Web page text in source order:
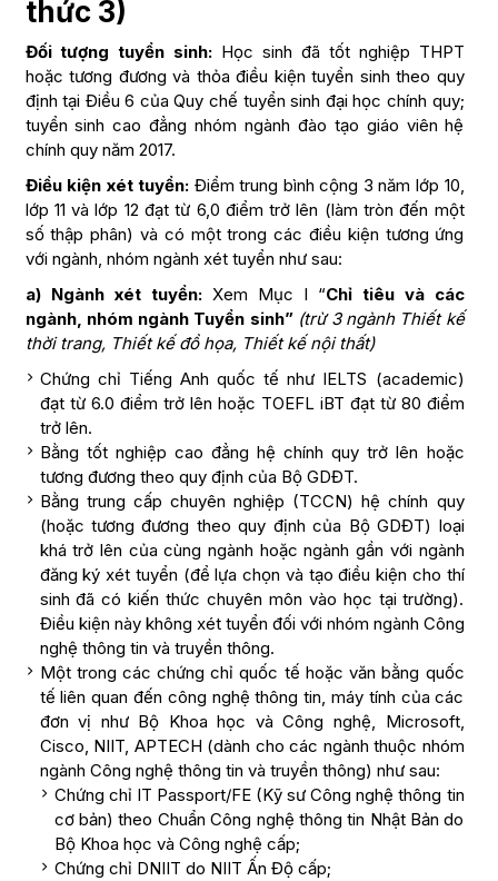
thức 3)
Đối tượng tuyển sinh: Học sinh đã tốt nghiệp THPT
hoặc tương đương và thỏa điều kiện tuyển sinh theo quy
định tại Điều 6 của Quy chế tuyển sinh đại học chính quy;
tuyển sinh cao đẳng nhóm ngành đào tạo giáo viên hệ
chính quy năm 2017.
Điều kiện xét tuyển: Điểm trung bình cộng 3 năm lớp 10,
lớp 11 và lớp 12 đạt từ 6,0 điểm trở lên (làm tròn đến một
số thập phân) và có một trong các điều kiện tương ứng
với ngành, nhóm ngành xét tuyển như sau:
a) Ngành xét tuyển:Xem Mục I “Chỉ tiêu và các
ngành, nhóm ngành Tuyển sinh” (trừ 3 ngành Thiết kế
thời trang, Thiết kế đồ họa, Thiết kế nội thất)
Chứng chỉ Tiếng Anh quốc tế như IELTS (academic)
đạt từ 6.0 điểm trở lên hoặc TOEFL iBT đạt từ 80 điểm
trở lên.
Bằng tốt nghiệp cao đẳng hệ chính quy trở lên hoặc
tương đương theo quy định của Bộ GDĐT.
Bằng trung cấp chuyên nghiệp (TCCN) hệ chính quy
(hoặc tương đương theo quy định của Bộ GDĐT) loại
khá trở lên của cùng ngành hoặc ngành gần với ngành
đăng ký xét tuyển (để lựa chọn và tạo điều kiện cho thí
sinh đã có kiến thức chuyên môn vào học tại trường).
Điều kiện này không xét tuyển đối với nhóm ngành Công
nghệ thông tin và truyền thông.
Một trong các chứng chỉ quốc tế hoặc văn bằng quốc
tế liên quan đến công nghệ thông tin, máy tính của các
đơn vị như Bộ Khoa học và Công nghệ, Microsoft,
Cisco, NIIT, APTECH (dành cho các ngành thuộc nhóm
ngành Công nghệ thông tin và truyền thông) như sau:
Chứng chỉ IT Passport/FE (Kỹ sư Công nghệ thông tin
cơ bản) theo Chuẩn Công nghệ thông tin Nhật Bản do
Bộ Khoa học và Công nghệ cấp;
Chứng chỉ DNIIT do NIIT Ấn Độ cấp;